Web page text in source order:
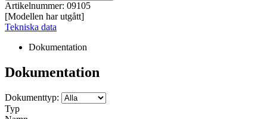
Artikelnummer: 09105
[Modellen har utgått]
Tekniska data
Dokumentation
Dokumentation
Dokumenttyp:
Typ